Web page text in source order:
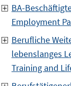
BA-
Employment
Berufliche
lebenslanges
Training and